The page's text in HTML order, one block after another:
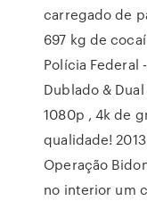
carregado de
697 kg de
Polícia Federal
Dublado &
1080p , 4k de
qualidade!
Operação
no interior um